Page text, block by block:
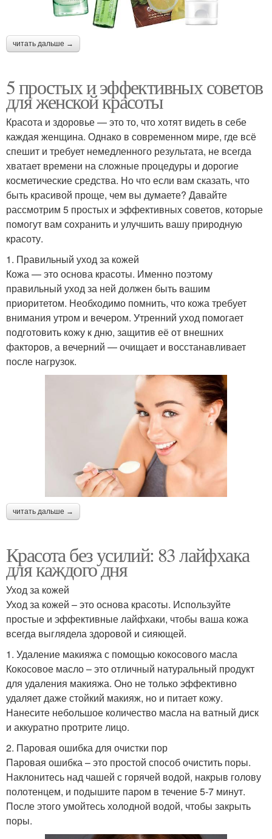
читать дальше →
5 простых и эффективных советов
для женской красоты
Красота и здоровье — это то, что хотят видеть в себе
каждая женщина. Однако в современном мире, где всё
спешит и требует немедленного результата, не всегда
хватает времени на сложные процедуры и дорогие
косметические средства. Но что если вам сказать, что
быть красивой проще, чем вы думаете? Давайте
рассмотрим 5 простых и эффективных советов, которые
помогут вам сохранить и улучшить вашу природную
красоту.
1. Правильный уход за кожей
Кожа — это основа красоты. Именно поэтому
правильный уход за ней должен быть вашим
приоритетом. Необходимо помнить, что кожа требует
внимания утром и вечером. Утренний уход помогает
подготовить кожу к дню, защитив её от внешних
факторов, а вечерний — очищает и восстанавливает
после нагрузок.
читать дальше →
Красота без усилий: 83 лайфхака
для каждого дня
Уход за кожей
Уход за кожей – это основа красоты. Используйте
простые и эффективные лайфхаки, чтобы ваша кожа
всегда выглядела здоровой и сияющей.
1. Удаление макияжа с помощью кокосового масла
Кокосовое масло – это отличный натуральный продукт
для удаления макияжа. Оно не только эффективно
удаляет даже стойкий макияж, но и питает кожу.
Нанесите небольшое количество масла на ватный диск
и аккуратно протрите лицо.
2. Паровая ошибка для очистки пор
Паровая ошибка – это простой способ очистить поры.
Наклонитесь над чашей с горячей водой, накрыв голову
полотенцем, и подышите паром в течение 5-7 минут.
После этого умойтесь холодной водой, чтобы закрыть
поры.